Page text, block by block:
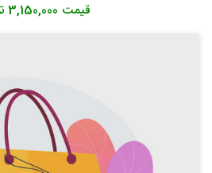
قیمت 3,150,000 تومان